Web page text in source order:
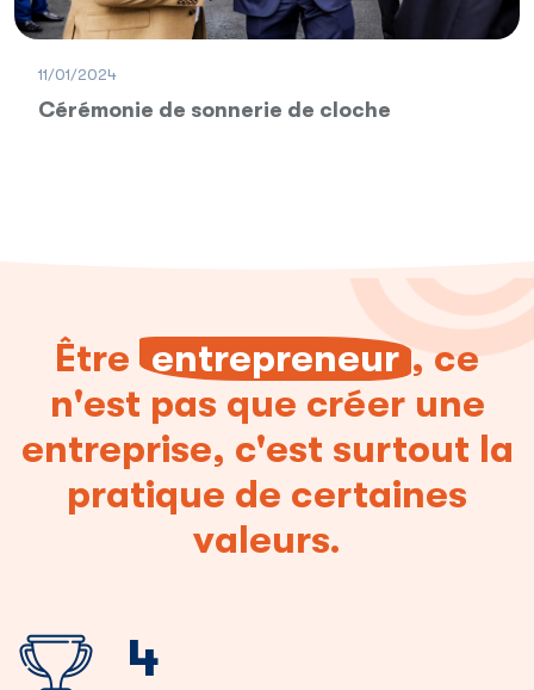
11/01/2024
Cérémonie de sonnerie de cloche
Être entrepreneur , ce
n'est pas que créer une
entreprise, c'est surtout la
pratique de certaines
valeurs.
6